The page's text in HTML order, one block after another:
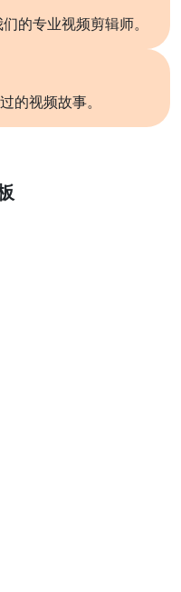
的专业视频剪辑师。
的视频故事。